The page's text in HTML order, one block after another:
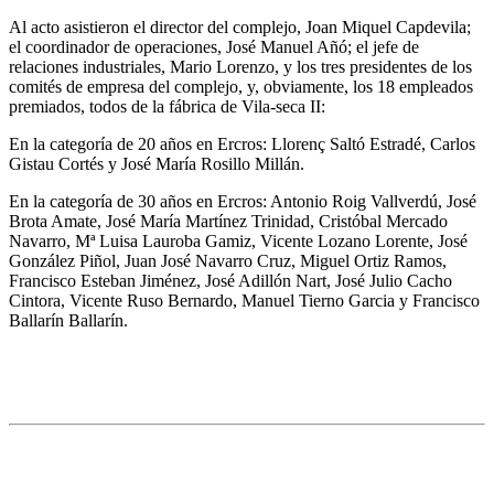
Al acto asistieron el director del complejo, Joan Miquel Capdevila;
el coordinador de operaciones, José Manuel Añó; el jefe de
relaciones industriales, Mario Lorenzo, y los tres presidentes de los
comités de empresa del complejo, y, obviamente, los 18 empleados
premiados, todos de la fábrica de Vila-seca II:
En la categoría de 20 años en Ercros: Llorenç Saltó Estradé, Carlos
Gistau Cortés y José María Rosillo Millán.
En la categoría de 30 años en Ercros: Antonio Roig Vallverdú, José
Brota Amate, José María Martínez Trinidad, Cristóbal Mercado
Navarro, Mª Luisa Lauroba Gamiz, Vicente Lozano Lorente, José
González Piñol, Juan José Navarro Cruz, Miguel Ortiz Ramos,
Francisco Esteban Jiménez, José Adillón Nart, José Julio Cacho
Cintora, Vicente Ruso Bernardo, Manuel Tierno Garcia y Francisco
Ballarín Ballarín.